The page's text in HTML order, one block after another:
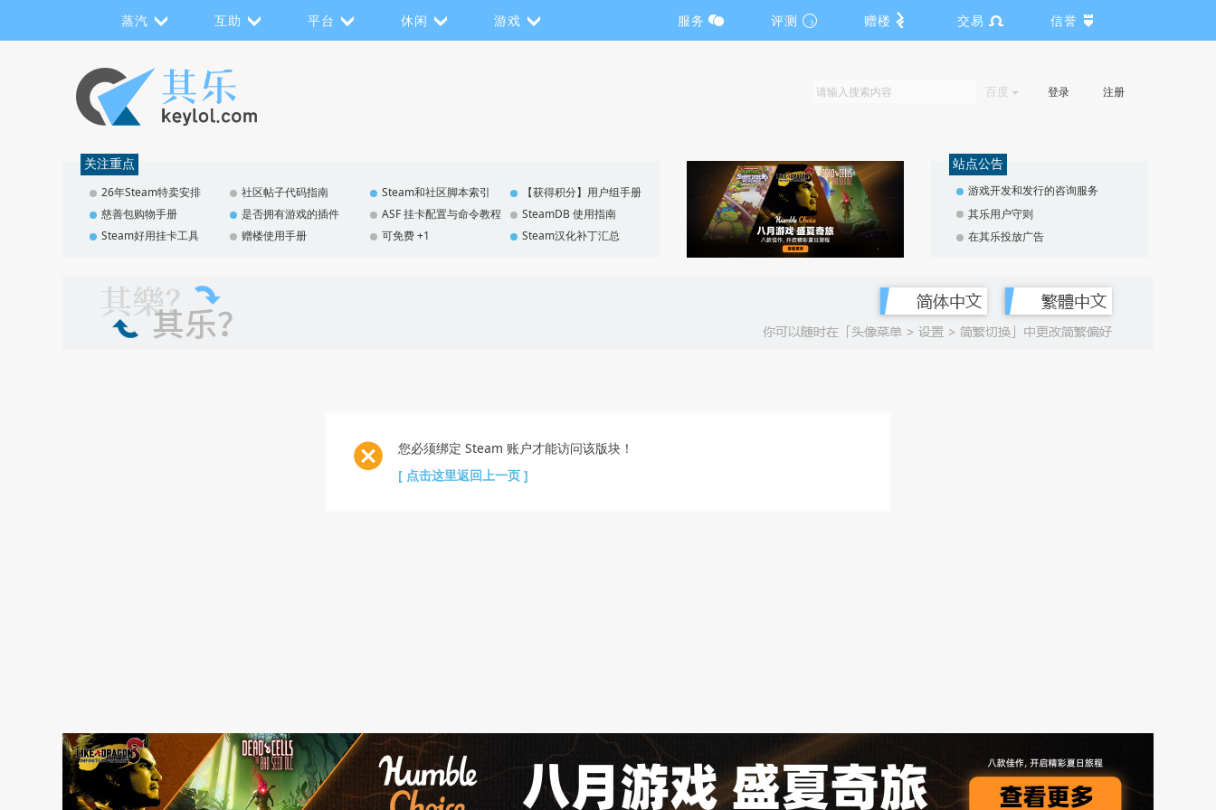
蒸汽 互助 平台 休闲 游戏 服务 评测 赠楼 交易 信誉
百度 登录 注册
关注重点
26年Steam特卖安排 社区帖子代码指南 Steam和社区脚本索引
【获得积分】用户组手册
慈善包购物手册
是否拥有游戏的插件 ASF 挂卡配置与命令教程
SteamDB 使用指南
Steam好用挂卡工具
赠楼使用手册 可免费 +1 Steam汉化补丁汇总
站点公告
游戏开发和发行的咨询服务
其乐用户守则
在其乐投放广告
您必须绑定 Steam 账户才能访问该版块！
[ 点击这里返回上一页 ]